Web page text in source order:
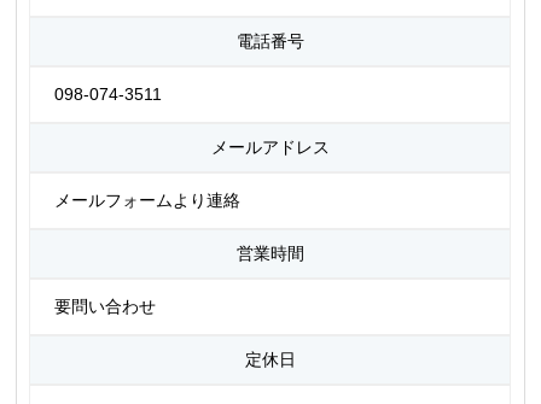
電話番号
098-074-3511
メールアドレス
メールフォームより連絡
営業時間
要問い合わせ
定休日